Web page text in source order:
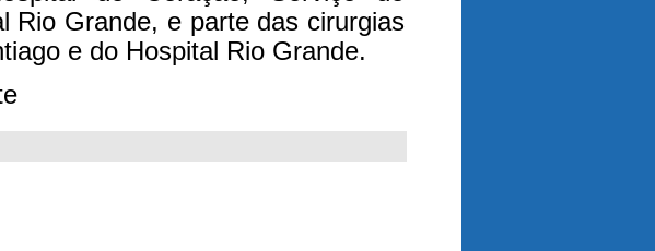
Rio Grande, e parte das cirurgias
e do Hospital Rio Grande.